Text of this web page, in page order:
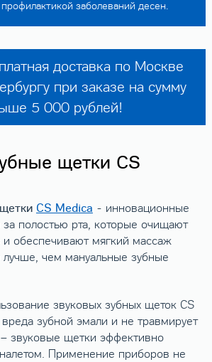
заболеваний десен.
доставка по Москве
при заказе на сумму
5 000 рублей!
щетки CS
CS Medica - инновационные
полостью рта, которые очищают
и обеспечивают мягкий массаж
лучше, чем мануальные зубные
звуковых зубных щеток СS
зубной эмали и не травмирует
звуковые щетки эффективно
Применение приборов не